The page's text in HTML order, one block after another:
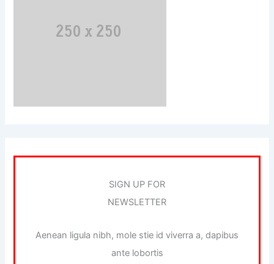
SIGN UP FOR
NEWSLETTER
Aenean ligula nibh, mole stie id viverra a, dapibus
ante lobortis